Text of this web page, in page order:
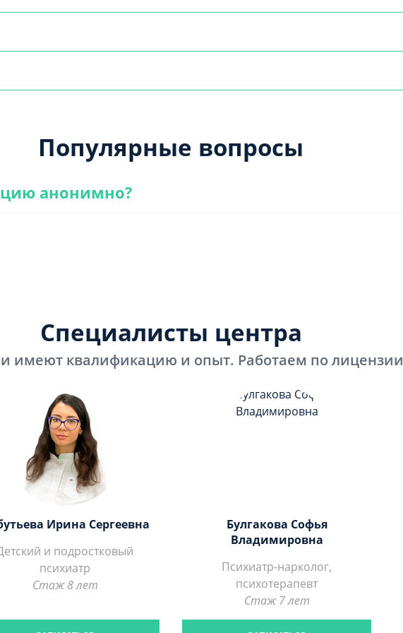
Популярные вопросы
анонимно?
Специалисты центра
имеют квалификацию и опыт. Работаем по лицензии
Ирина Сергеевна
и подростковый
психиатр
Стаж 8 лет
Булгакова Софья
Владимировна
Психиатр-нарколог,
психотерапевт
Стаж 7 лет